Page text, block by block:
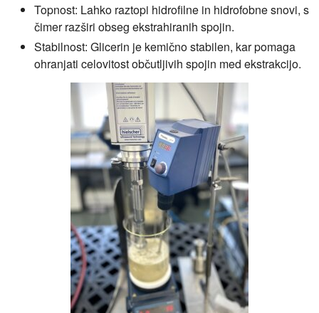
Topnost: Lahko raztopi hidrofilne in hidrofobne snovi, s
čimer razširi obseg ekstrahiranih spojin.
Stabilnost: Glicerin je kemično stabilen, kar pomaga
ohranjati celovitost občutljivih spojin med ekstrakcijo.